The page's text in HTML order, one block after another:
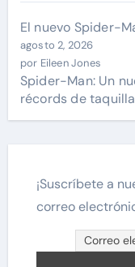
El nuevo Spider-
agosto 2, 2026
por Eileen Jones
Spider-Man: Un
récords de
¡Suscríbete a
correo